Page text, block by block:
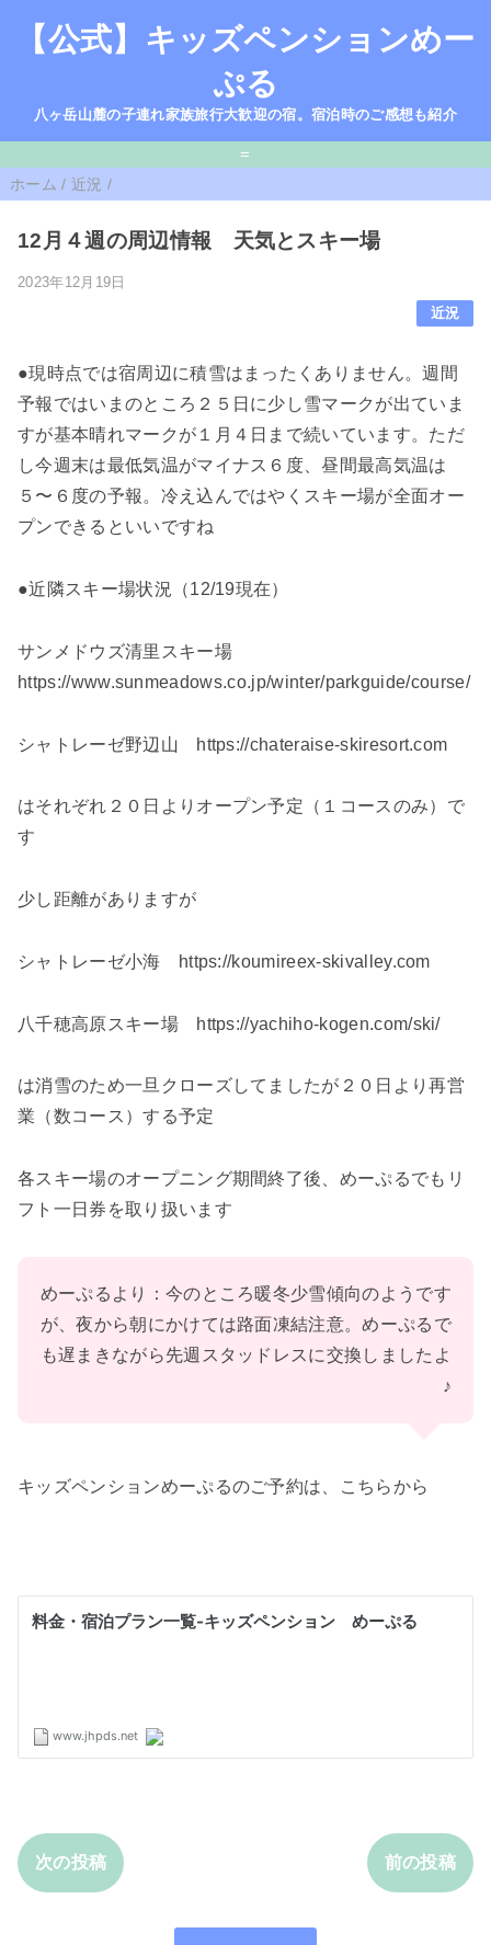
【公式】キッズペンションめー
ぷる
八ヶ岳山麓の子連れ家族旅行大歓迎の宿。宿泊時のご感想も紹介
=
ホーム / 近況 /
12月４週の周辺情報 天気とスキー場
2023年12月19日
近況
●現時点では宿周辺に積雪はまったくありません。週間
予報ではいまのところ２５日に少し雪マークが出ていま
すが基本晴れマークが１月４日まで続いています。ただ
し今週末は最低気温がマイナス６度、昼間最高気温は
５〜６度の予報。冷え込んではやくスキー場が全面オー
プンできるといいですね
●近隣スキー場状況（12/19現在）
サンメドウズ清里スキー場
https://www.sunmeadows.co.jp/winter/parkguide/course/
シャトレーゼ野辺山 https://chateraise-skiresort.com
はそれぞれ２０日よりオープン予定（１コースのみ）で
す
少し距離がありますが
シャトレーゼ小海 https://koumireex-skivalley.com
八千穂高原スキー場 https://yachiho-kogen.com/ski/
は消雪のため一旦クローズしてましたが２０日より再営
業（数コース）する予定
各スキー場のオープニング期間終了後、めーぷるでもリ
フト一日券を取り扱います
めーぷるより：今のところ暖冬少雪傾向のようです
が、夜から朝にかけては路面凍結注意。めーぷるで
も遅まきながら先週スタッドレスに交換しましたよ
♪
キッズペンションめーぷるのご予約は、こちらから
次の投稿 前の投稿